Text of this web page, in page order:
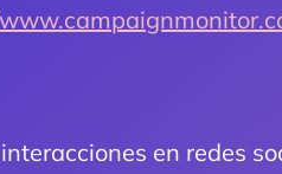
en redes